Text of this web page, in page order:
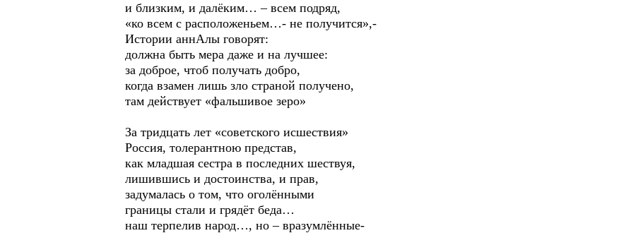
и близким, и далёким… – всем подряд,
«ко всем с расположеньем…- не получится»,-
Истории аннАлы говорят:
должна быть мера даже и на лучшее:
за доброе, чтоб получать добро,
когда взамен лишь зло страной получено,
там действует «фальшивое зеро»
За тридцать лет «советского исшествия»
Россия, толерантною представ,
как младшая сестра в последних шествуя,
лишившись и достоинства, и прав,
задумалась о том, что оголёнными
границы стали и грядёт беда…
наш терпелив народ…, но – вразумлённые-